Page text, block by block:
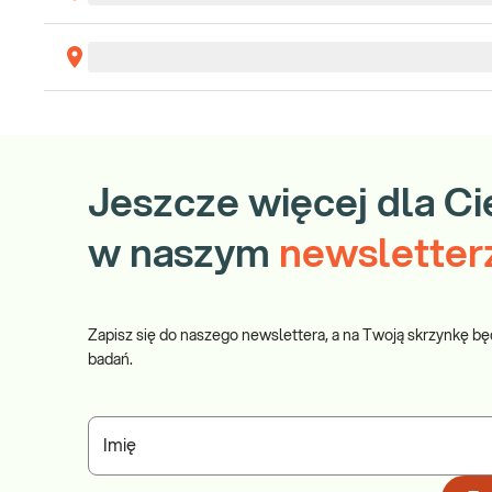
Jeszcze więcej dla
w naszym
Zapisz się do naszego newslettera, a na Twoją skrzynkę
badań.
Imię